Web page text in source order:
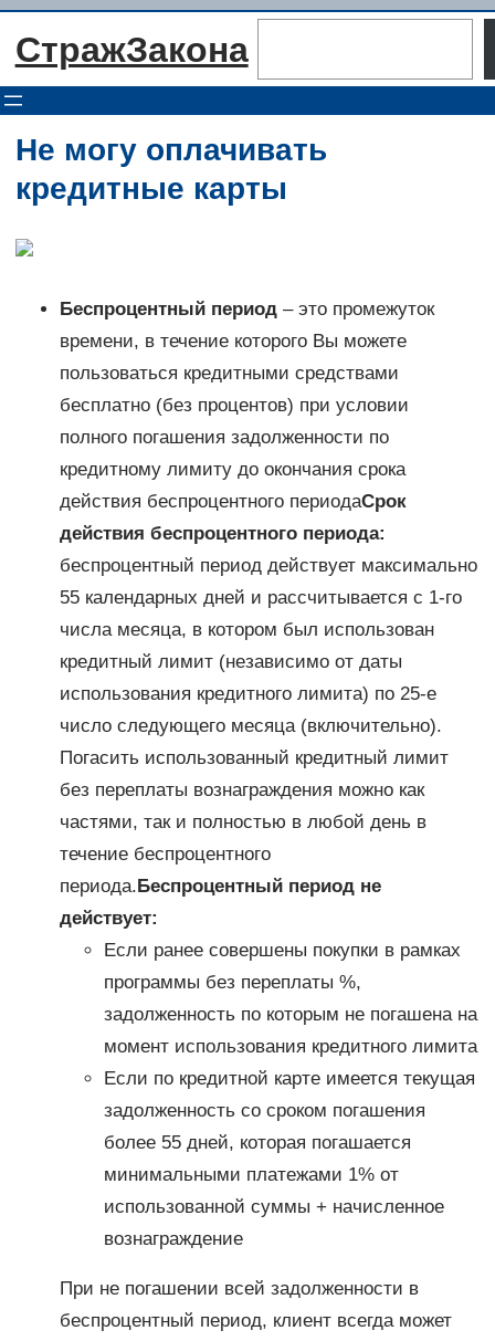
Перейти
СтражЗакона
Не могу оплачивать
кредитные карты
Беспроцентный период– это промежуток
времени, в течение которого Вы можете
пользоваться кредитными средствами
бесплатно (без процентов) при условии
полного погашения задолженности по
кредитному лимиту до окончания срока
действия беспроцентного периодаСрок
действия беспроцентного периода:
беспроцентный период действует максимально
55 календарных дней и рассчитывается с 1-го
числа месяца, в котором был использован
кредитный лимит (независимо от даты
использования кредитного лимита) по 25-е
число следующего месяца (включительно).
Погасить использованный кредитный лимит
без переплаты вознаграждения можно как
частями, так и полностью в любой день в
течение беспроцентного
периода.Беспроцентный период не
действует:
Если ранее совершены покупки в рамках
программы без переплаты %,
задолженность по которым не погашена на
момент использования кредитного лимита
Если по кредитной карте имеется текущая
задолженность со сроком погашения
более 55 дней, которая погашается
минимальными платежами 1% от
использованной суммы + начисленное
вознаграждение
При не погашении всей задолженности в
беспроцентный период, клиент всегда может